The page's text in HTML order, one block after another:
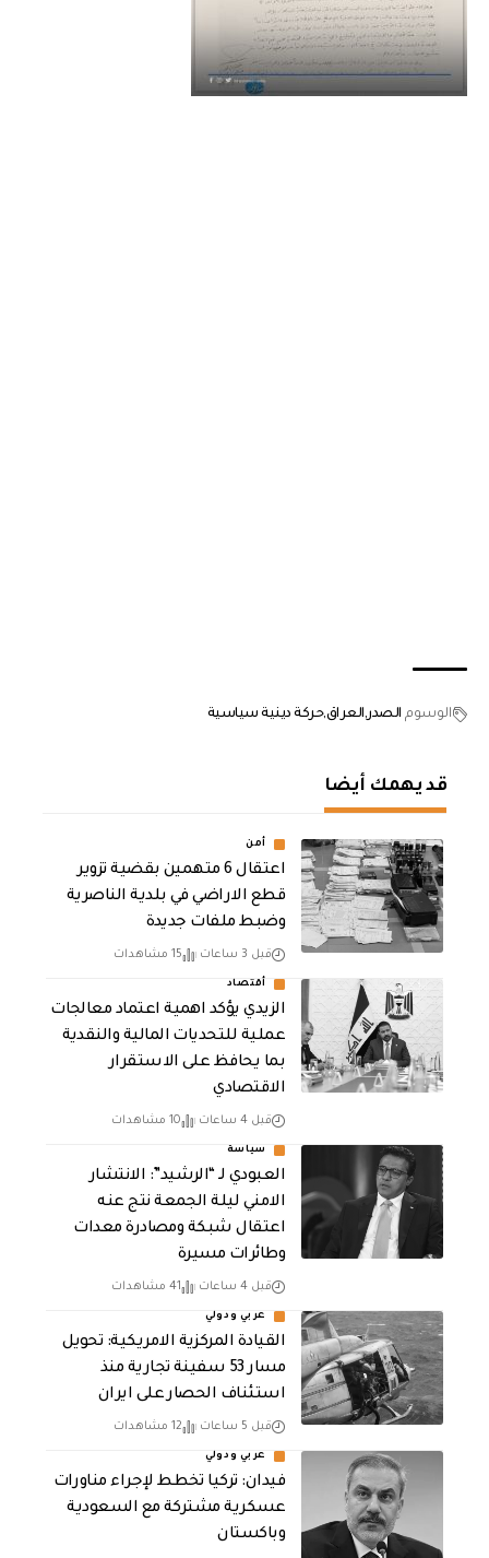
الوسوم الصدر العراقحركة دينية سياسية
قد يهمك أيضا
أمن
اعتقال 6 متهمين بقضية تزوير
قطع الاراضي في بلدية الناصرية
وضبط ملفات جديدة
قبل 3 ساعات 15 مشاهدات
أقتصاد
الزيدي يؤكد اهمية اعتماد معالجات
عملية للتحديات المالية والنقدية
بما يحافظ على الاستقرار
الاقتصادي
قبل 4 ساعات 10 مشاهدات
سياسة
العبودي لـ “الرشيد”: الانتشار
الامني ليلة الجمعة نتج عنه
اعتقال شبكة ومصادرة معدات
وطائرات مسيرة
قبل 4 ساعات 41 مشاهدات
عربي ودولي
القيادة المركزية الامريكية: تحويل
مسار 53 سفينة تجارية منذ
استئناف الحصار على ايران
قبل 5 ساعات 12 مشاهدات
عربي ودولي
فيدان: تركيا تخطط لإجراء مناورات
عسكرية مشتركة مع السعودية
وباكستان